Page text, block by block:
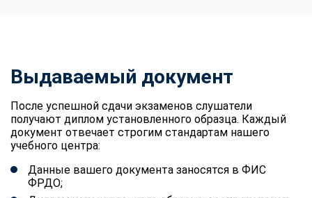
Выдаваемый документ
После успешной сдачи экзаменов слушатели
получают диплом установленного образца. Каждый
документ отвечает строгим стандартам нашего
учебного центра:
Данные вашего документа заносятся в ФИС
ФРДО;